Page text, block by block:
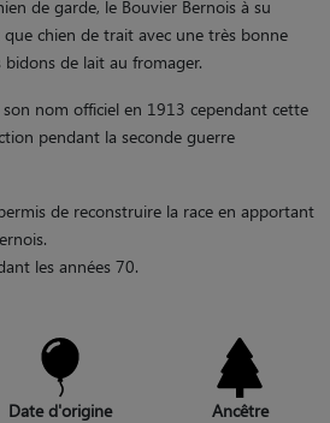
de garde, le Bouvier Bernois à su
chien de trait avec une très bonne
de lait au fromager.
nom officiel en 1913 cependant cette
pendant la seconde guerre
de reconstruire la race en apportant
les années 70.
Date d'origine Ancêtre